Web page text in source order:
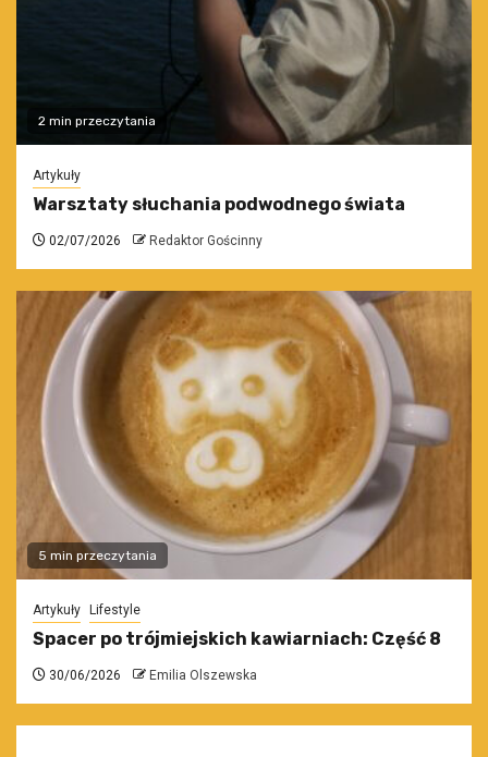
2 min przeczytania
Artykuły
Warsztaty słuchania podwodnego świata
02/07/2026 Redaktor Gościnny
5 min przeczytania
Artykuły Lifestyle
Spacer po trójmiejskich kawiarniach: Część 8
30/06/2026 Emilia Olszewska